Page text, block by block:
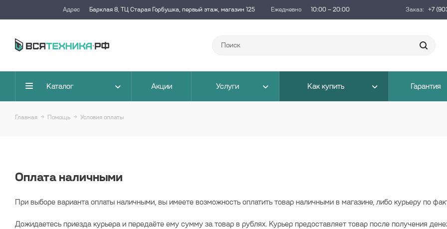
Адрес Барклая 8, ТЦ Старая Горбушка, первый этаж, магазин 125 Ежедневно 10:00 – 20:00 Заказ: +7
Каталог Акции Услуги Как купить Гарантия
Главная Помощь Условия оплаты
Оплата наличными
При выборе варианта оплаты наличными, вы имеете возможность оплатить товар наличными в магазине, либо курьеру по
Дожидаетесь приезда курьера и передаёте ему сумму за товар в рублях. Курьер предоставляет товар после получения